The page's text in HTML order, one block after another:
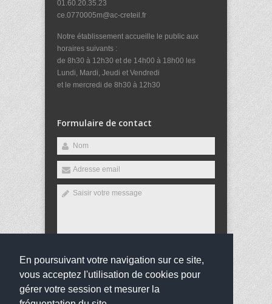
En poursuivant votre navigation sur ce site,
vous acceptez l'utilisation de cookies pour
gérer votre session et mesurer la
01.60.20.35.23
ce.0770005m@ac-creteil.fr
Notre établissement accueille le public aux
horaires suivants :
de 8h30 à 12h30 et de 14h00 à 18h00 les
Lundi, Mardi, Jeudi et Vendredi
et le mercredi de 8h30 à 12h30
Formulaire de contact
Envoyer